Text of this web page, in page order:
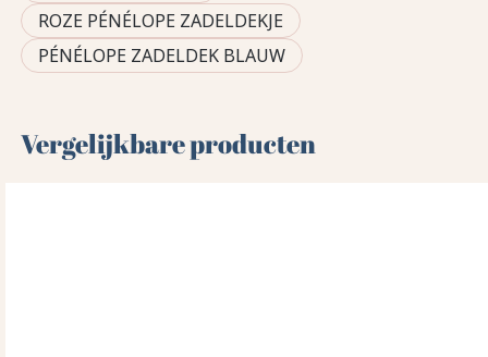
ROZE PÉNÉLOPE ZADELDEKJE
PÉNÉLOPE ZADELDEK BLAUW
Vergelijkbare producten